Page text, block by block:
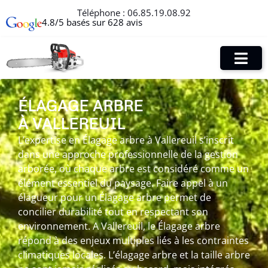
Téléphone : 06.85.19.08.92
4.8/5 basés sur 628 avis
ÉLAGAGE ARBRE
À VALLEREUIL
L’expertise en Élagage arbre à Vallereuil s’inscrit
dans une approche professionnelle de la gestion
arborée, où chaque arbre est considéré comme un
élément essentiel du paysage. Faire appel à un
élagueur pour un Élagage arbre permet de
concilier durabilité tout en respectant son
environnement. A Vallereuil, le Élagage arbre
répond à des enjeux multiples liés à les contraintes
climatiques locales. L’élagage arbre et la taille arbre